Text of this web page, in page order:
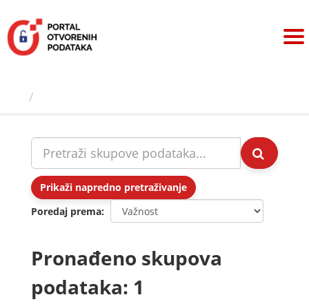
sadržaj
Prikaži napredno pretraživanje
Poredaj prema
Pronađeno skupova
podataka: 1